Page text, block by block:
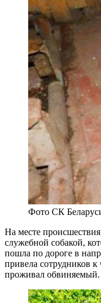
Фото СК
На месте
служебной собакой,
пошла по дороге в
привела сотрудников к
проживал обвиняемый.